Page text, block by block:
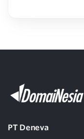
PT Deneva